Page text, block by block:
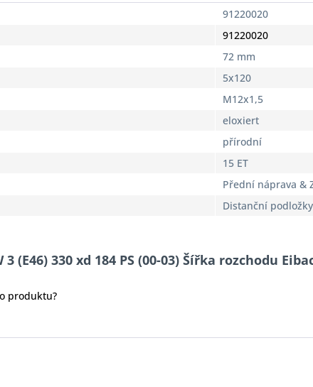
91220020
91220020
72 mm
5x120
M12x1,5
eloxiert
přírodní
15 ET
Přední náprava &
Distanční
(E46) 330 xd 184 PS (00-03) Šířka rozchodu
produktu?